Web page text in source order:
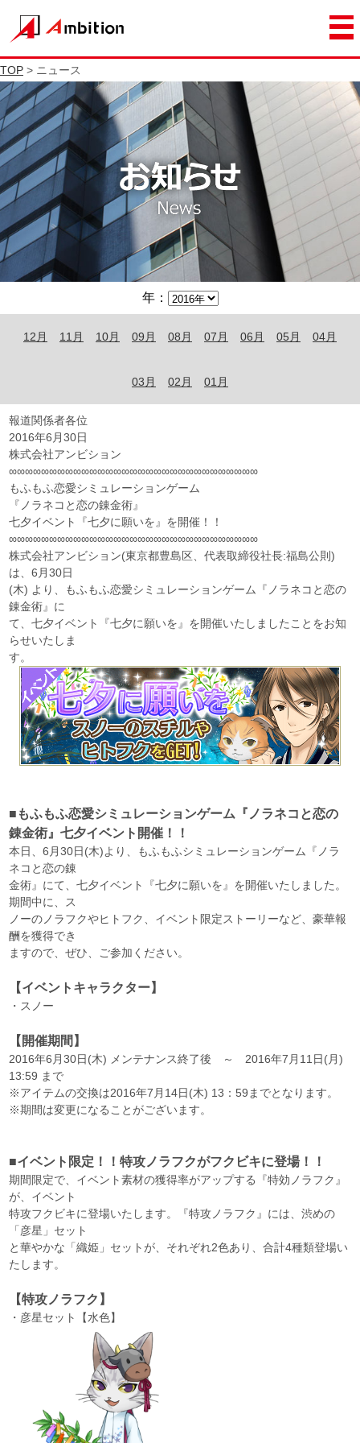
TOP > ニュース
年：
12月 11月 10月 09月 08月 07月 06月 05月 04月
03月 02月 01月
報道関係者各位
2016年6月30日
株式会社アンビション
∞∞∞∞∞∞∞∞∞∞∞∞∞∞∞∞∞∞∞∞∞∞∞∞∞∞∞∞∞∞∞
もふもふ恋愛シミュレーションゲーム
『ノラネコと恋の錬金術』
七夕イベント『七夕に願いを』を開催！！
∞∞∞∞∞∞∞∞∞∞∞∞∞∞∞∞∞∞∞∞∞∞∞∞∞∞∞∞∞∞∞
株式会社アンビション(東京都豊島区、代表取締役社長:福島公則)
は、6月30日
(木) より、もふもふ恋愛シミュレーションゲーム『ノラネコと恋の
錬金術』に
て、七夕イベント『七夕に願いを』を開催いたしましたことをお知
らせいたしま
す。
■もふもふ恋愛シミュレーションゲーム『ノラネコと恋の
錬金術』七夕イベント開催！！
本日、6月30日(木)より、もふもふシミュレーションゲーム『ノラ
ネコと恋の錬
金術』にて、七夕イベント『七夕に願いを』を開催いたしました。
期間中に、ス
ノーのノラフクやヒトフク、イベント限定ストーリーなど、豪華報
酬を獲得でき
ますので、ぜひ、ご参加ください。
【イベントキャラクター】
・スノー
【開催期間】
2016年6月30日(木) メンテナンス終了後 ～ 2016年7月11日(月)
13:59 まで
※アイテムの交換は2016年7月14日(木) 13：59までとなります。
※期間は変更になることがございます。
■イベント限定！！特攻ノラフクがフクビキに登場！！
期間限定で、イベント素材の獲得率がアップする『特効ノラフク』
が、イベント
特攻フクビキに登場いたします。『特攻ノラフク』には、渋めの
「彦星」セット
と華やかな「織姫」セットが、それぞれ2色あり、合計4種類登場い
たします。
【特攻ノラフク】
・彦星セット【水色】